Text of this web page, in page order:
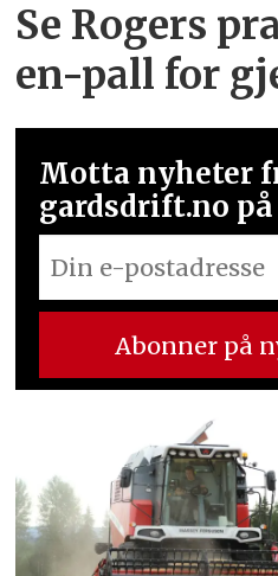
Se Rogers
en-pall for
Motta nyheter
gardsdrift.no